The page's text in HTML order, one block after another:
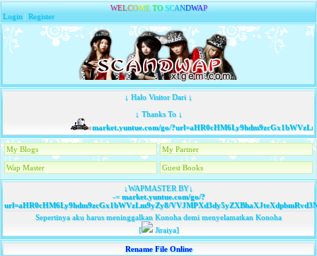
WELCOME TO SCANDWAP
Login |Register
↓ Halo Visitor Dari ↓
↓ Thanks To ↓
market.yuntue.com/go/
My Blogs My Partner
Wap Master Guest Books
↓WAPMASTER BY↓
-=market.yuntue.com/go/?
url=aHR0cHM6Ly9hdm9zcGx1bWVzLm9yZy8/
Sepertinya aku harus meninggalkan Konoha demi menyelamatkan Konoha
[
Jiraiya]
Rename File Online